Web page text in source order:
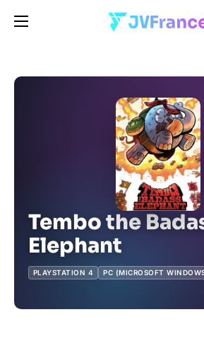
Tembo the
Elephant
PLAYSTATION 4 PC (MICROSOFT